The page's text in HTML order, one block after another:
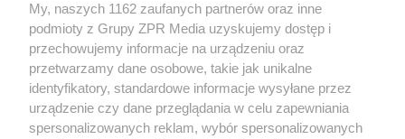
Żaden utwór zamieszczony w serwisie nie może być powielany i
rozpowszechniany lub dalej rozpowszechniany w jakikolwiek sposób (w
tym także elektroniczny lub mechaniczny) na jakimkolwiek polu
eksploatacji w jakiejkolwiek formie, włącznie z umieszczaniem w
Internecie bez pisemnej zgody właściciela praw. Jakiekolwiek użycie lub
wykorzystanie utworów w całości lub w części z naruszeniem prawa,
tzn. bez właściwej zgody, jest zabronione pod groźbą kary i może być
ścigane prawnie.
My, naszych 1162 zaufanych partnerów oraz inne
podmioty z Grupy ZPR Media uzyskujemy dostęp i
przechowujemy informacje na urządzeniu oraz
przetwarzamy dane osobowe, takie jak unikalne
identyfikatory, standardowe informacje wysyłane przez
urządzenie czy dane przeglądania w celu zapewniania
spersonalizowanych reklam, wybór spersonalizowanych